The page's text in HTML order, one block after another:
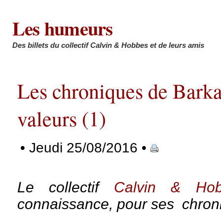
Les humeurs
Des billets du collectif Calvin & Hobbes et de leurs amis
Les chroniques de
valeurs (1)
• Jeudi 25/08/2016 •
Le collectif Calvin &
connaissance, pour ses